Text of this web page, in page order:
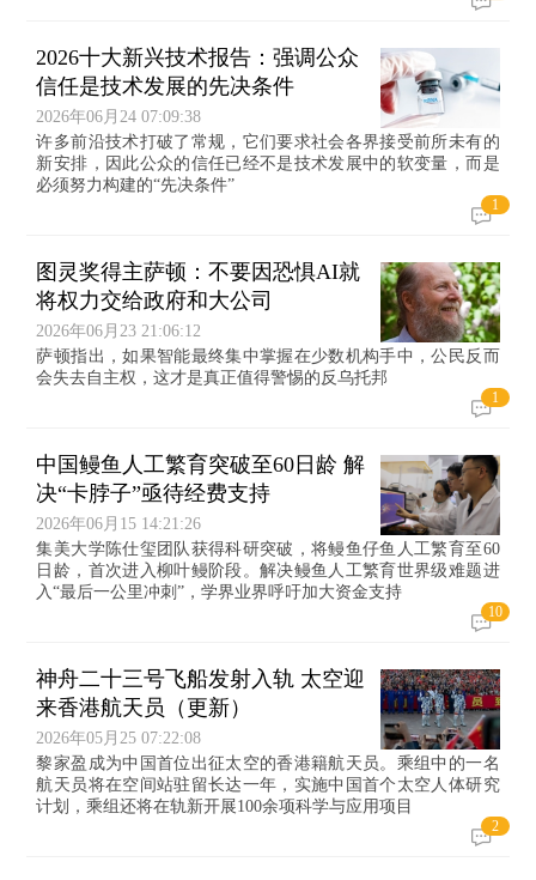
2026十大新兴技术报告：强调公众
信任是技术发展的先决条件
2026年06月24 07:09:38
许多前沿技术打破了常规，它们要求社会各界接受前所未有的
新安排，因此公众的信任已经不是技术发展中的软变量，而是
必须努力构建的“先决条件”
1
图灵奖得主萨顿：不要因恐惧AI就
将权力交给政府和大公司
2026年06月23 21:06:12
萨顿指出，如果智能最终集中掌握在少数机构手中，公民反而
会失去自主权，这才是真正值得警惕的反乌托邦
1
中国鳗鱼人工繁育突破至60日龄 解
决“卡脖子”亟待经费支持
2026年06月15 14:21:26
集美大学陈仕玺团队获得科研突破，将鳗鱼仔鱼人工繁育至60
日龄，首次进入柳叶鳗阶段。解决鳗鱼人工繁育世界级难题进
入“最后一公里冲刺”，学界业界呼吁加大资金支持
10
神舟二十三号飞船发射入轨 太空迎
来香港航天员（更新）
2026年05月25 07:22:08
黎家盈成为中国首位出征太空的香港籍航天员。乘组中的一名
航天员将在空间站驻留长达一年，实施中国首个太空人体研究
计划，乘组还将在轨新开展100余项科学与应用项目
2